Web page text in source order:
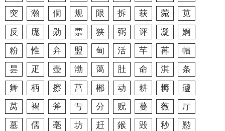
突
瀚 侗 规 限 拆 获 菀
苋
反
庬 勋 票 狭 弼 评 凝
婀
粉
惟 弁 盟 甸 活 芊 苒
幅
昙
疋 壶 渤 蔼 肚 命 淇
条
舞
柄 擦 菖 郴 动 耕 耨
籧
莴
褐 斧 亐 分 贶 蔓 薇
厅
墓
儒 亳 坊 赶 鍭 毁 秒
懃